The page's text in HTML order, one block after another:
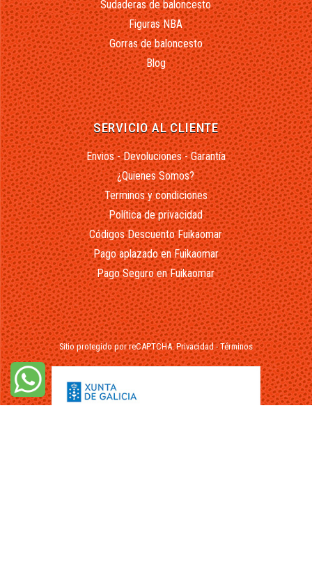
Sudaderas de baloncesto
Figuras NBA
Gorras de baloncesto
Blog
SERVICIO AL CLIENTE
Envios - Devoluciones - Garantía
¿Quienes Somos?
Terminos y condiciones
Política de privacidad
Códigos Descuento Fuikaomar
Pago aplazado en Fuikaomar
Pago Seguro en Fuikaomar
Sitio protegido por reCAPTCHA.Privacidad-Términos